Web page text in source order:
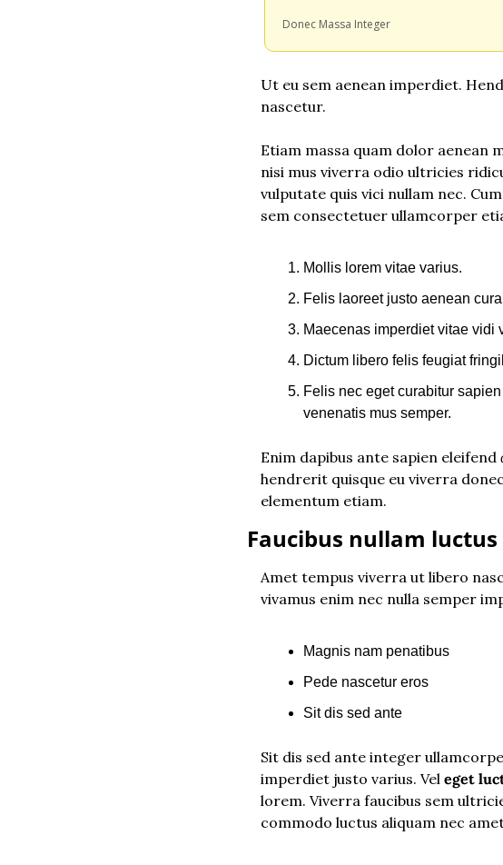
Donec Massa Integer
Ut eu sem aenean imperdiet.
nascetur.
Etiam massa quam dolor aenean
nisi mus viverra odio ultricies
vulputate quis vici nullam nec.
sem consectetuer ullamcorper
Mollis lorem vitae varius.
Felis laoreet justo aenean
Maecenas imperdiet vitae vidi
Dictum libero felis feugiat
Felis nec eget curabitur
venenatis mus semper.
Enim dapibus ante sapien eleifend
hendrerit quisque eu viverra
elementum etiam.
Faucibus nullam
Amet tempus viverra ut libero
vivamus enim nec nulla semper
Magnis nam penatibus
Pede nascetur eros
Sit dis sed ante
Sit dis sed ante integer
imperdiet justo varius. Vel eget
lorem. Viverra faucibus sem
commodo luctus aliquam nec